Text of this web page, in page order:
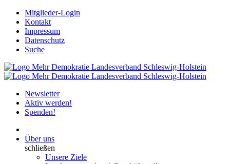
Mitglieder-Login
Kontakt
Impressum
Datenschutz
Suche
Newsletter
Aktiv werden!
Spenden!
Über uns
schließen
Unsere Ziele